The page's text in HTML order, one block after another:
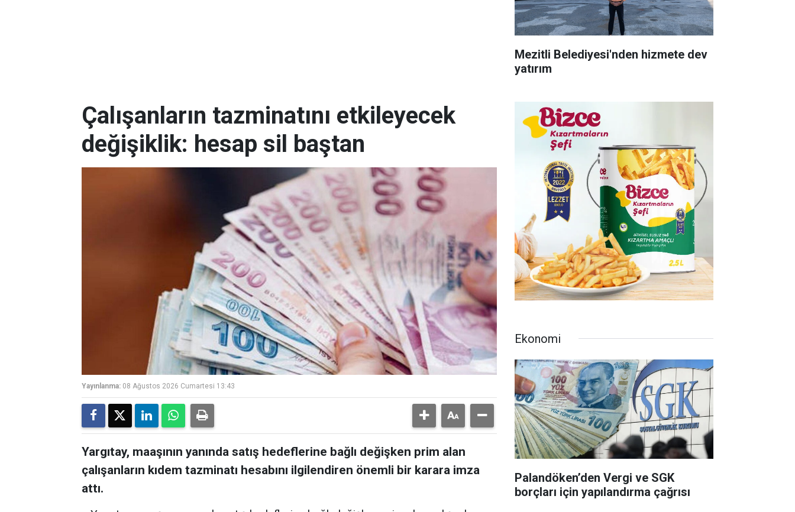
Mezitli Belediyesi'nden hizmete dev
yatırım
Çalışanların tazminatını etkileyecek
değişiklik: hesap sil baştan
Yayınlanma: 08 Ağustos 2026 Cumartesi 13:43
Yargıtay, maaşının yanında satış hedeflerine bağlı değişken prim alan
çalışanların kıdem tazminatı hesabını ilgilendiren önemli bir karara imza
attı.
Ekonomi
Palandöken’den Vergi ve SGK
borçları için yapılandırma çağrısı